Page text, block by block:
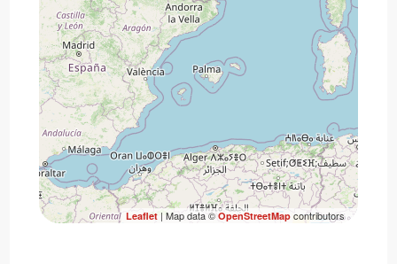
Leaflet| Map data ©OpenStreetMapcontributors